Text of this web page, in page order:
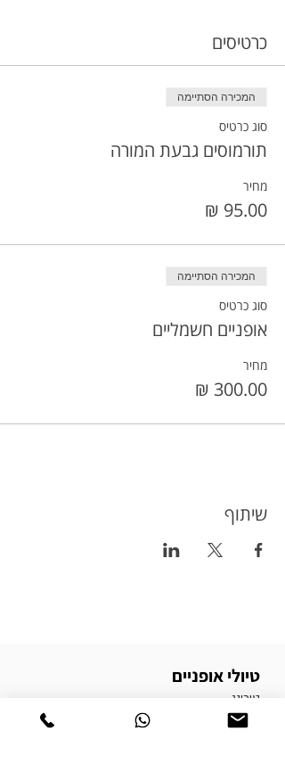
כרטיסים
המכירה הסתיימה
סוג כרטיס
תורמוסים גבעת המורה
מחיר
המכירה הסתיימה
סוג כרטיס
אופניים חשמליים
מחיר
שיתוף
טיולי אופניים
טורינג
טיולי אופניים בשטח